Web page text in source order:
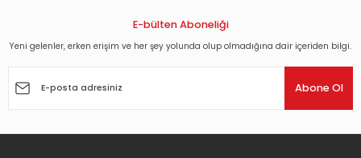
Görüş ve önerileriniz için teşekkür ederiz.
Ürün açıklamasında eksik bilgiler bulunuyor.
E-bülten Aboneliği
Yeni gelenler, erken erişim ve her şey yolunda olup olmadığına dair içeriden bilgi.
Abone Ol